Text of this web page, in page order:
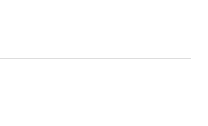
す